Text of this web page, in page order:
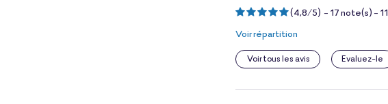
(4,8/5) - 17note(s) - 11
Voir répartition
Voir tous les avis Evaluez-le